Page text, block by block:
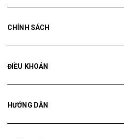
CHÍNH SÁCH
ĐIỀU KHOẢN
HƯỚNG DẪN